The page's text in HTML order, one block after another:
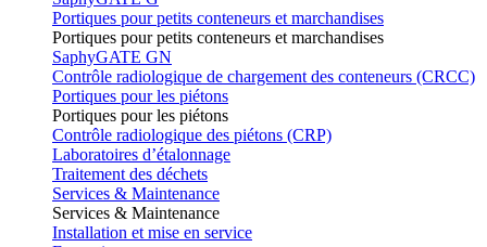
Portiques pour petits conteneurs et marchandises
Portiques pour petits conteneurs et marchandises
SaphyGATE GN
Contrôle radiologique de chargement des conteneurs (CRCC)
Portiques pour les piétons
Portiques pour les piétons
Contrôle radiologique des piétons (CRP)
Laboratoires d’étalonnage
Traitement des déchets
Services & Maintenance
Services & Maintenance
Installation et mise en service